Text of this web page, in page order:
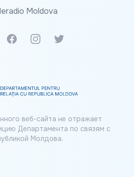
Moldova
News
FacebookInstagramTwitter
веб-сайта не отражает
Департамента по связям с
Молдова.